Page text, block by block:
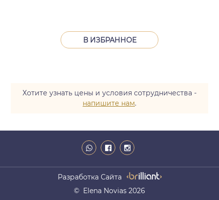
В ИЗБРАННОЕ
Хотите узнать цены и условия сотрудничества -
напишите нам.
Разработка Сайта
© Elena Novias 2026